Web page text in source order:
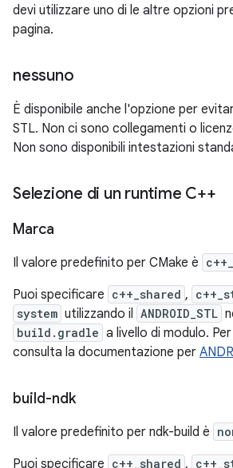
devi utilizzare uno di le altre opzioni
pagina.
nessuno
È disponibile anche l'opzione per
STL. Non ci sono collegamenti o
Non sono disponibili intestazioni
Selezione di un runtime C++
Marca
Il valore predefinito per CMake è
Puoi specificare c++_shared ,
system utilizzando il ANDROID_STL
build.gradle a livello di modulo.
consulta la documentazione per
build-ndk
Il valore predefinito per ndk-build è
Puoi specificare c++_shared ,